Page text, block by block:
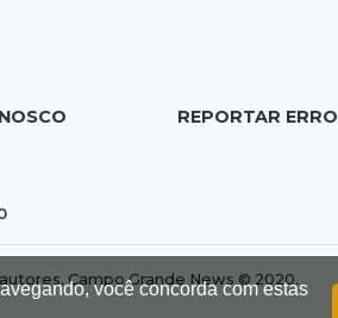
você concorda com estas
17:45Em CorumbáREPORTAR ERRO
Campo Grande News © 2020.